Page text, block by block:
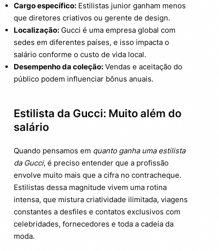
Cargo específico: Estilistas junior ganham menos
que diretores criativos ou gerente de design.
Localização: Gucci é uma empresa global com
sedes em diferentes países, e isso impacta o
salário conforme o custo de vida local.
Desempenho da coleção: Vendas e aceitação do
público podem influenciar bônus anuais.
Estilista da Gucci: Muito além do
salário
Quando pensamos em quanto ganha uma estilista
da Gucci, é preciso entender que a profissão
envolve muito mais que a cifra no contracheque.
Estilistas dessa magnitude vivem uma rotina
intensa, que mistura criatividade ilimitada, viagens
constantes a desfiles e contatos exclusivos com
celebridades, fornecedores e toda a cadeia da
moda.